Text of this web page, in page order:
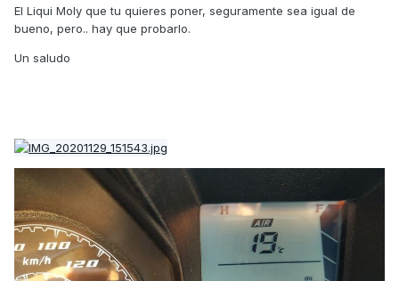
El Liqui Moly que tu quieres poner, seguramente sea igual de
bueno, pero.. hay que probarlo.
Un saludo